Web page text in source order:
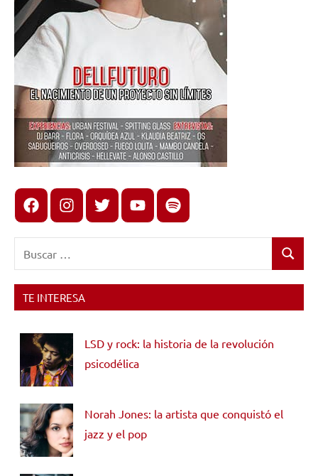
FacebookInstagram
X youtubespotify
Buscar
TE INTERESA
LSD y rock: la historia de la revolución
psicodélica
Norah Jones: la artista que conquistó el
jazz y el pop